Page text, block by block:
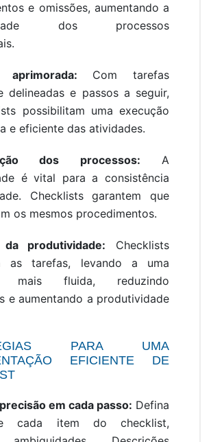
e omissões, aumentando a
dos processos
aprimorada: Com tarefas
delineadas e passos a seguir,
possibilitam uma execução
e eficiente das atividades.
dos processos: A
é vital para a consistência
Checklists garantem que
os mesmos procedimentos.
produtividade: Checklists
as tarefas, levando a uma
mais fluida, reduzindo
e aumentando a produtividade
PARA UMA
EFICIENTE DE
em cada passo: Defina
cada item do checklist,